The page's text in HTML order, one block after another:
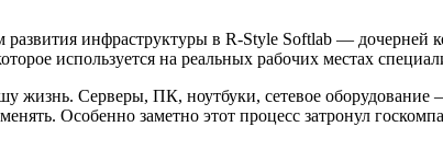
инфраструктуры в R-Style Softlab —
используется на реальных рабочих местах
жизнь. Серверы, ПК, ноутбуки, сетевое оборудование
Особенно заметно этот процесс затронул